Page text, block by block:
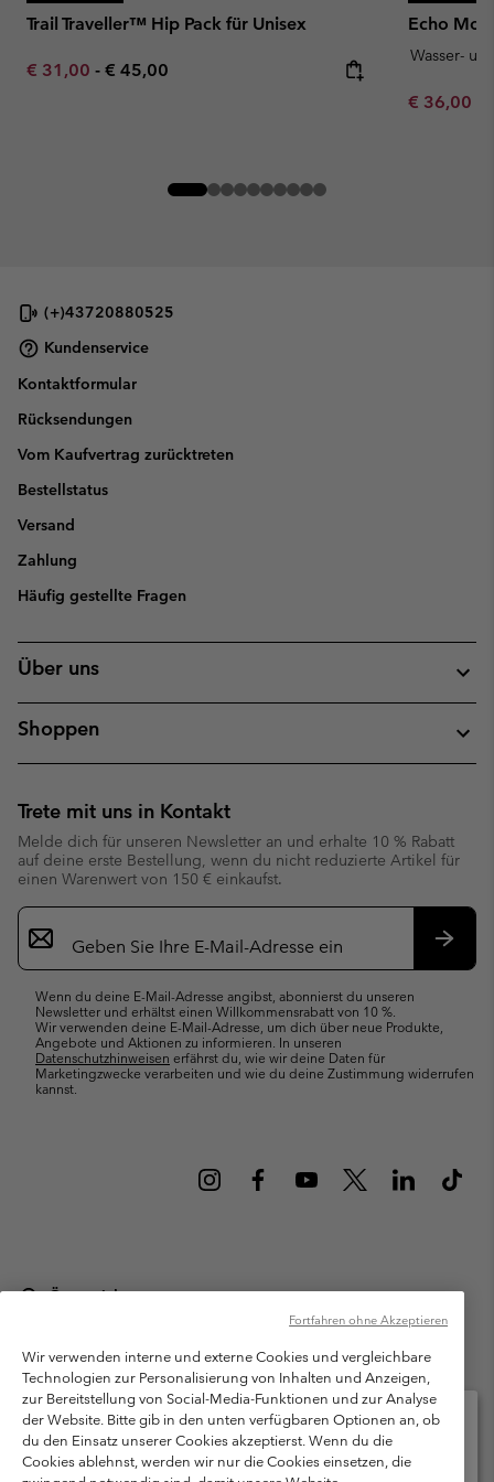
Trail Traveller™ Hip Pack für Unisex
Minimum sale price:
€ 31,00 - Maximum price:
€ 45,00
Echo
Wasser-
Minimum
€ 36,00
(+)43720880525
Kundenservice
Kontaktformular
Rücksendungen
Vom Kaufvertrag zurücktreten
Bestellstatus
Versand
Zahlung
Häufig gestellte Fragen
Über uns
Shoppen
Trete mit uns in Kontakt
Melde dich für unseren Newsletter an und erhalte 10 % Rabatt
auf deine erste Bestellung, wenn du nicht reduzierte Artikel für
einen Warenwert von 150 € einkaufst.
Newsletter-
Anmeldung
Wenn du deine E-Mail-Adresse angibst, abonnierst du unseren
Newsletter und erhältst einen Willkommensrabatt von 10 %.
Wir verwenden deine E-Mail-Adresse, um dich über neue Produkte,
Angebote und Aktionen zu informieren. In unseren
Datenschutzhinweisen erfährst du, wie wir deine Daten für
Marketingzwecke verarbeiten und wie du deine Zustimmung widerrufen
kannst.
Österreich
Columbia Sportswear Austria GmbH. Moosfeldstraße 1, 5101
Bergheim, Salzburg Österreich. Alle Rechte vorbehalten.
Nutzungsbedingungen
Allgemeine Verkaufsbedingungen
Garantie
Datenschutzerklärung
Bestimmungen und Bedingungen des Mitglieder Programms
Wir verwenden interne und externe Cookies und vergleichbare
Technologien zur Personalisierung von Inhalten und Anzeigen,
zur Bereitstellung von Social-Media-Funktionen und zur Analyse
der Website. Bitte gib in den unten verfügbaren Optionen an, ob
du den Einsatz unserer Cookies akzeptierst. Wenn du die
Cookies ablehnst, werden wir nur die Cookies einsetzen, die
Fortfahren ohne Akzeptieren
Bitte wählen Sie Ihr Lieferland und Ihre Sprache